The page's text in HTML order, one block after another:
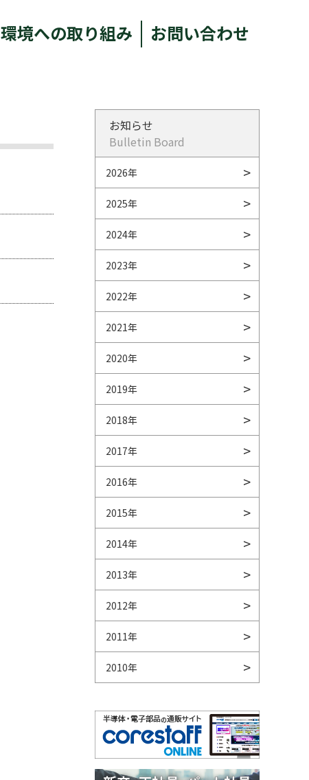
環境への取り組み お問い合わせ
お知らせ
Bulletin Board
2026年
2025年
2024年
2023年
2022年
2021年
2020年
2019年
2018年
2017年
2016年
2015年
2014年
2013年
2012年
2011年
2010年